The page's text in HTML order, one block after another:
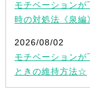
モチベーションが
時の対処法《泉編
2026/08/02
モチベーションが
ときの維持方法☆